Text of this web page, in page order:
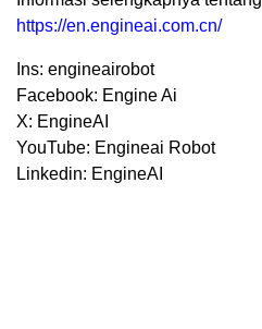
https://en.engineai.com.cn/
Ins: engineairobot
Facebook: Engine Ai
X: EngineAI
YouTube: Engineai Robot
Linkedin: EngineAI